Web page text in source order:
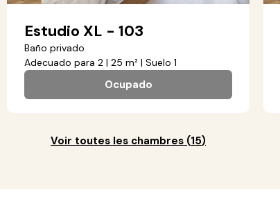
Estudio XL - 103
Baño privado
Adecuado para 2 | 25 m² | Suelo 1
Ocupado
Voir toutes les chambres (15)